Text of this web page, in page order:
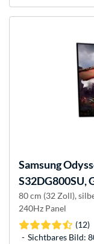
Samsung
S32DG800SU,
80 cm (32 Zoll),
240Hz Panel
(12)
Sichtbares Bild: